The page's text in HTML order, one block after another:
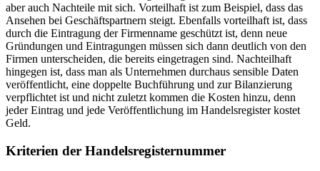
aber auch Nachteile mit sich. Vorteilhaft ist zum Beispiel, dass das
Ansehen bei Geschäftspartnern steigt. Ebenfalls vorteilhaft ist, dass
durch die Eintragung der Firmenname geschützt ist, denn neue
Gründungen und Eintragungen müssen sich dann deutlich von den
Firmen unterscheiden, die bereits eingetragen sind. Nachteilhaft
hingegen ist, dass man als Unternehmen durchaus sensible Daten
veröffentlicht, eine doppelte Buchführung und zur Bilanzierung
verpflichtet ist und nicht zuletzt kommen die Kosten hinzu, denn
jeder Eintrag und jede Veröffentlichung im Handelsregister kostet
Geld.
Kriterien der Handelsregisternummer